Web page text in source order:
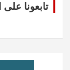
تابعونا